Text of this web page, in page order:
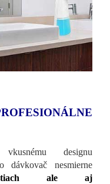
designu
dávkovač nesmierne
ale aj